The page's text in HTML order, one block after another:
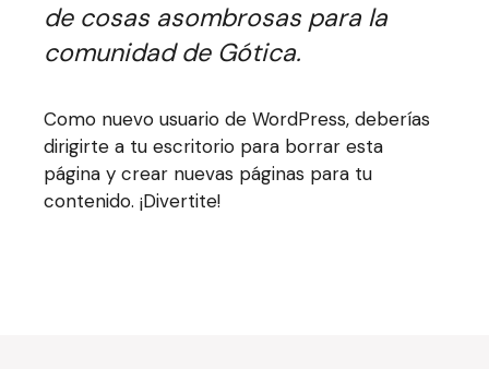
de cosas asombrosas para la
comunidad de Gótica.
Como nuevo usuario de WordPress, deberías
dirigirte a tu escritorio para borrar esta
página y crear nuevas páginas para tu
contenido. ¡Divertite!